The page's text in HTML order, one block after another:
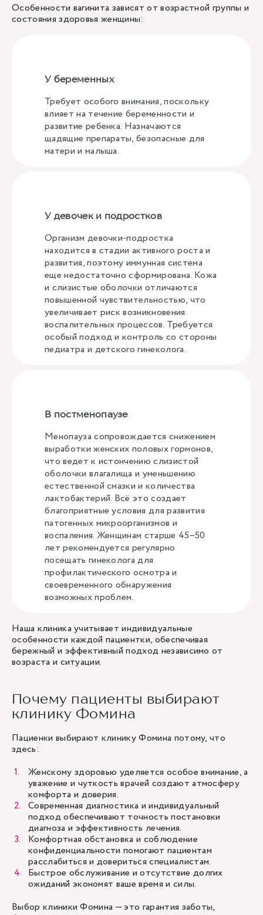
Особенности вагинита зависят от возрастной группы и
состояния здоровья женщины:
У беременных
Требует особого внимания, поскольку
влияет на течение беременности и
развитие ребенка. Назначаются
щадящие препараты, безопасные для
матери и малыша.
У девочек и подростков
Организм девочки-подростка
находится в стадии активного роста и
развития, поэтому иммунная система
еще недостаточно сформирована. Кожа
и слизистые оболочки отличаются
повышенной чувствительностью, что
увеличивает риск возникновения
воспалительных процессов. Требуется
особый подход и контроль со стороны
педиатра и детского гинеколога.
В постменопаузе
Менопауза сопровождается снижением
выработки женских половых гормонов,
что ведет к истончению слизистой
оболочки влагалища и уменьшению
естественной смазки и количества
лактобактерий. Всё это создает
благоприятные условия для развития
патогенных микроорганизмов и
воспаления. Женщинам старше 45–50
лет рекомендуется регулярно
посещать гинеколога для
профилактического осмотра и
своевременного обнаружения
возможных проблем.
Наша клиника учитывает индивидуальные
особенности каждой пациентки, обеспечивая
бережный и эффективный подход независимо от
возраста и ситуации.
Почему пациенты выбирают
клинику Фомина
Пациенки выбирают клинику Фомина потому, что
здесь:
Женскому здоровью уделяется особое внимание, а
уважение и чуткость врачей создают атмосферу
комфорта и доверия.
Современная диагностика и индивидуальный
подход обеспечивают точность постановки
диагноза и эффективность лечения.
Комфортная обстановка и соблюдение
конфиденциальности помогают пациентам
расслабиться и довериться специалистам.
Быстрое обслуживание и отсутствие долгих
ожиданий экономят ваше время и силы.
Выбор клиники Фомина — это гарантия заботы,